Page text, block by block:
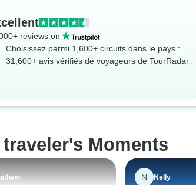
reviews on
Choisissez parmi 1,600+ circuits dans le pays :
31,600+ avis vérifiés de voyageurs de TourRadar
Moments
N Nelly